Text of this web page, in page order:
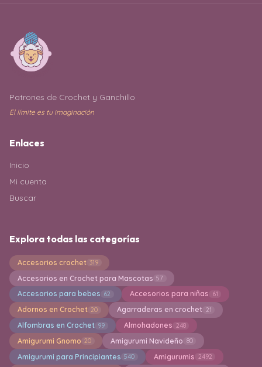
Patrones de Crochet y Ganchillo
El límite es tu imaginación
Enlaces
Inicio
Mi cuenta
Buscar
Explora todas las categorías
Accesorios crochet 319
Accesorios en Crochet para Mascotas 57
Accesorios para bebes 62 Accesorios para niñas 61
Adornos en Crochet 20 Agarraderas en crochet 21
Alfombras en Crochet 99 Almohadones 248
Amigurumi Gnomo 20 Amigurumi Navideño 80
Amigurumi para Principiantes 540 Amigurumis 2492